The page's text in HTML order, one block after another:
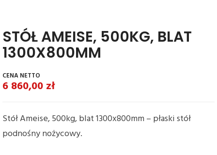
STÓŁ AMEISE, 500KG, BLAT
1300X800MM
6 860,00 zł
Stół Ameise, 500kg, blat 1300x800mm – płaski stół
podnośny nożycowy.